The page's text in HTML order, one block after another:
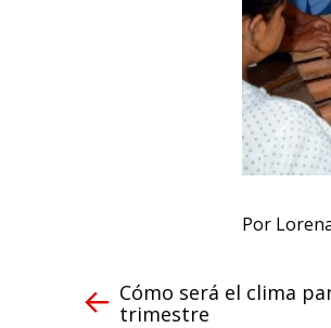
Por
Cómo será el clima
trimestre